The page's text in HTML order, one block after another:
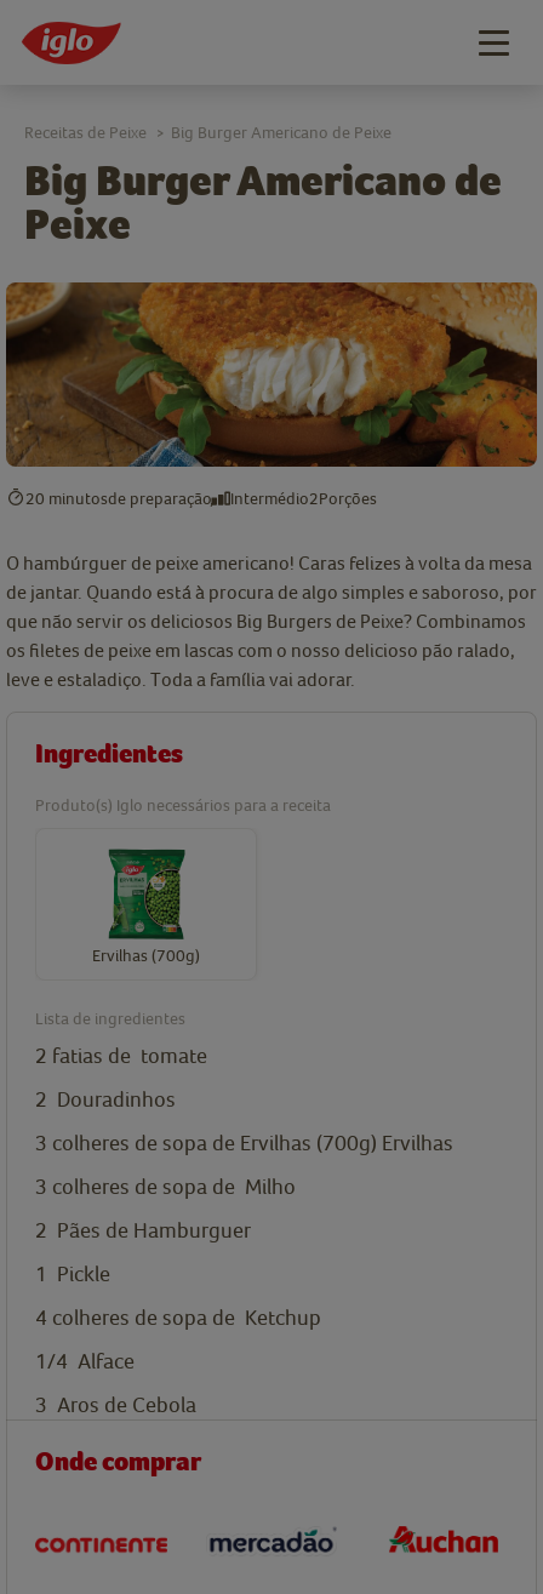
Big Burger Americano de
Peixe
Receitas de Peixe > Big Burger Americano de Peixe
20 minutosde preparação Intermédio2Porções
O hambúrguer de peixe americano! Caras felizes à volta da mesa
de jantar. Quando está à procura de algo simples e saboroso, por
que não servir os deliciosos Big Burgers de Peixe? Combinamos
os filetes de peixe em lascas com o nosso delicioso pão ralado,
leve e estaladiço. Toda a família vai adorar.
Ingredientes
Produto(s) Iglo necessários para a receita
Ervilhas (700g)
Lista de ingredientes
2 fatias de tomate
2 Douradinhos
3 colheres de sopa de Ervilhas (700g) Ervilhas
3 colheres de sopa de Milho
2 Pães de Hamburguer
1 Pickle
4 colheres de sopa de Ketchup
1/4 Alface
3 Aros de Cebola
Onde comprar